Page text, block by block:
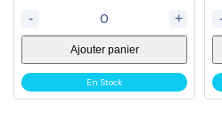
- +
Ajouter panier
En Stock